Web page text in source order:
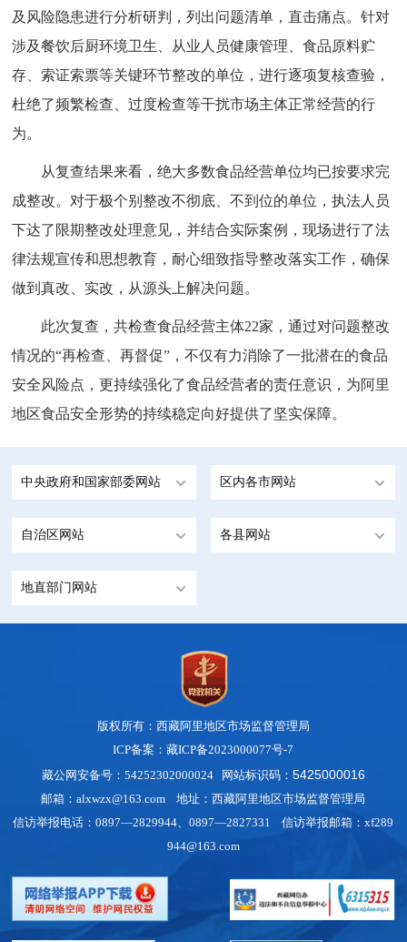
及风险隐患进行分析研判，列出问题清单，直击痛点。针对
涉及餐饮后厨环境卫生、从业人员健康管理、食品原料贮
存、索证索票等关键环节整改的单位，进行逐项复核查验，
杜绝了频繁检查、过度检查等干扰市场主体正常经营的行
为。
从复查结果来看，绝大多数食品经营单位均已按要求完
成整改。对于极个别整改不彻底、不到位的单位，执法人员
下达了限期整改处理意见，并结合实际案例，现场进行了法
律法规宣传和思想教育，耐心细致指导整改落实工作，确保
做到真改、实改，从源头上解决问题。
此次复查，共检查食品经营主体22家，通过对问题整改
情况的“再检查、再督促”，不仅有力消除了一批潜在的食品
安全风险点，更持续强化了食品经营者的责任意识，为阿里
地区食品安全形势的持续稳定向好提供了坚实保障。
中央政府和国家部委网站 区内各市网站
自治区网站 各县网站
地直部门网站
版权所有：西藏阿里地区市场监督管理局
ICP备案：藏ICP备2023000077号-7
藏公网安备号：54252302000024 网站标识码： 5425000016
邮箱：alxwzx@163.com 地址：西藏阿里地区市场监督管理局
信访举报电话：0897—2829944、0897—2827331 信访举报邮箱：xf289
944@163.com